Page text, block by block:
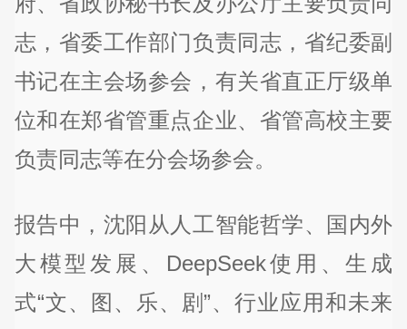
志，省委工作部门负责同志，省纪委副
书记在主会场参会，有关省直正厅级单
位和在郑省管重点企业、省管高校主要
负责同志等在分会场参会。
报告中，沈阳从人工智能哲学、国内外
大模型发展、DeepSeek使用、生成
式“文、图、乐、剧”、行业应用和未来